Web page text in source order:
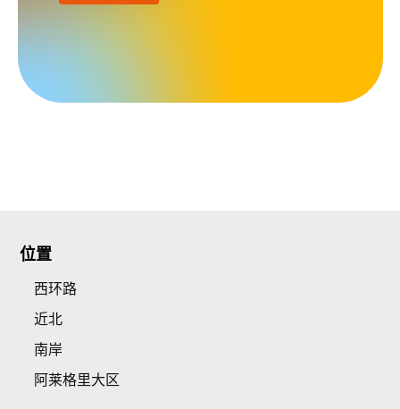
位置
西环路
近北
南岸
阿莱格里大区